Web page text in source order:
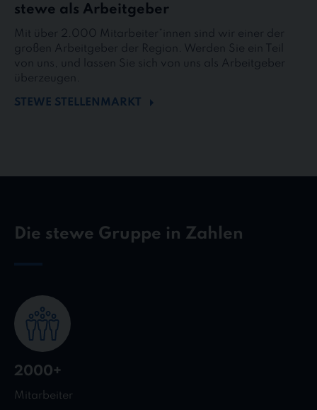
stewe als Arbeitgeber
Mit über 2.000 Mitarbeiter*innen sind wir einer der
großen Arbeitgeber der Region. Werden Sie ein Teil
von uns, und lassen Sie sich von uns als Arbeitgeber
überzeugen.
STEWE STELLENMARKT
Die stewe Gruppe in Zahlen
2000+
Mitarbeiter